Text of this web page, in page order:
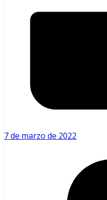
7 de marzo de 2022